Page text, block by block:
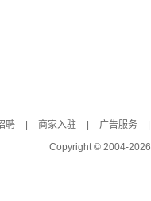
聘 商家入驻 广告服务
Copyright © 2004-2026